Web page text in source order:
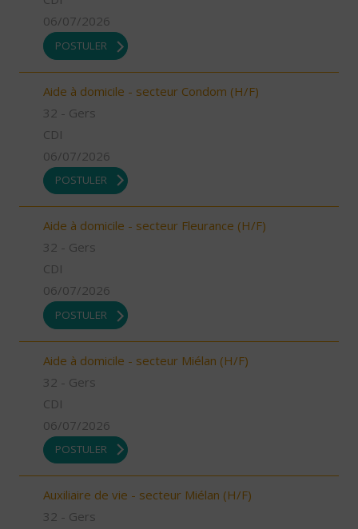
06/07/2026
POSTULER
Aide à domicile - secteur Condom (H/F)
32 - Gers
CDI
06/07/2026
POSTULER
Aide à domicile - secteur Fleurance (H/F)
32 - Gers
CDI
06/07/2026
POSTULER
Aide à domicile - secteur Miélan (H/F)
32 - Gers
CDI
06/07/2026
POSTULER
Auxiliaire de vie - secteur Miélan (H/F)
32 - Gers